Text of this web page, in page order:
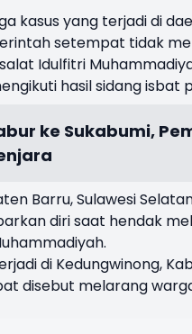
kasus yang terjadi di
setempat tidak
Idulfitri
hasil sidang isbat
ke Sukabumi,
Barru, Sulawesi
diri saat hendak
di Kedungwinong,
disebut melarang